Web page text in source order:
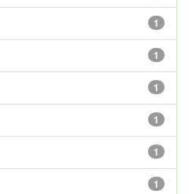
1
1
1
1
1
1